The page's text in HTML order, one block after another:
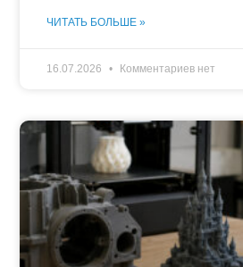
ЧИТАТЬ БОЛЬШЕ »
16.07.2026 Комментариев нет